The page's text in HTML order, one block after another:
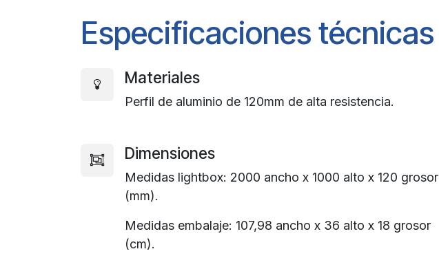
Especificaciones técnicas
Materiales
Perfil de aluminio de 120mm de alta resistencia.
Dimensiones
Medidas lightbox: 2000 ancho x 1000 alto x 120 grosor
(mm).
Medidas embalaje: 107,98 ancho x 36 alto x 18 grosor
(cm).